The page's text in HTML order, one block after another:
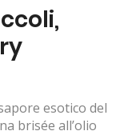
esotico del
brisée all’olio